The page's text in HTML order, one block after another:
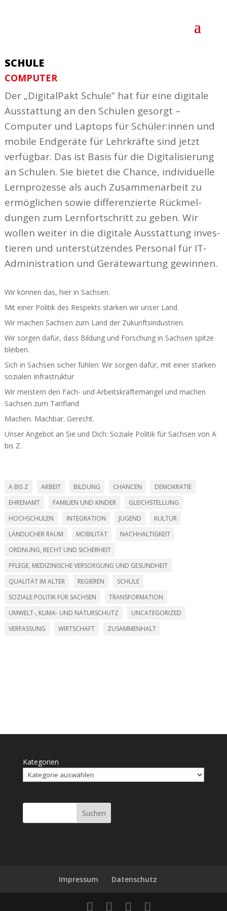
SCHULE
COMPUTER
Der „Digi­talPakt Schule” hat für eine digitale
Ausstattung an den Schulen gesorgt –
Computer und Laptops für Schüler:innen und
mobile Endgeräte für Lehr­kräfte sind jetzt
verfügbar. Das ist Basis für die Digi­ta­li­sierung
an Schulen. Sie bietet die Chance, indi­vi­duelle
Lern­pro­zesse als auch Zusam­men­arbeit zu
ermög­lichen sowie diffe­ren­zierte Rück­mel­
dungen zum Lern­fort­schritt zu geben. Wir
wollen weiter in die digitale Ausstattung inves­
tieren und unter­stüt­zendes Personal für IT-
Administration und Gerä­te­wartung gewinnen.
Wir können das, hier in Sachsen.
Mit einer Politik des Respekts stärken wir unser Land.
Wir machen Sachsen zum Land der Zukunfts­in­dus­trien.
Wir sorgen dafür, dass Bildung und Forschung in Sachsen spitze
bleiben.
Sich in Sachsen sicher fühlen: Wir sorgen dafür, mit einer starken
sozialen Infra­struktur
Wir meistern den Fach- und Arbeits­kräf­te­mangel und machen
Sachsen zum Tarifland
Machen. Machbar. Gerecht.
Unser Angebot an Sie und Dich: Soziale Politik für Sachsen von A
bis Z.
A BIS Z ARBEIT BILDUNG CHANCEN
DEMOKRATIE
EHRENAMT
FAMILIEN UND KINDER
GLEICHSTELLUNG
HOCHSCHULEN
INTEGRATION JUGEND
KULTUR
LÄNDLICHER RAUM
MOBILITÄT
NACHHALTIGKEIT
ORDNUNG, RECHT UND SICHERHEIT
PFLEGE, MEDIZINISCHE VERSORGUNG UND GESUNDHEIT
QUALITÄT IM ALTER
REGIEREN
SCHULE
SOZIALE POLITIK FÜR SACHSEN
TRANSFORMATION
UMWELT-, KLIMA- UND NATURSCHUTZ
UNCATEGORIZED
VERFASSUNG
WIRTSCHAFT ZUSAMMENHALT
Kategorien
Suchen
Impressum Daten­schutz